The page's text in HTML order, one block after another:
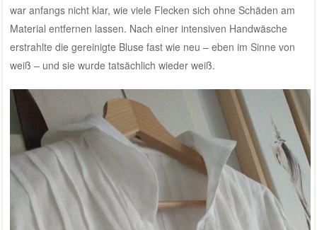
war anfangs nicht klar, wie viele Flecken sich ohne Schäden am
Material entfernen lassen. Nach einer intensiven Handwäsche
erstrahlte die gereinigte Bluse fast wie neu – eben im Sinne von
weiß – und sie wurde tatsächlich wieder weiß.